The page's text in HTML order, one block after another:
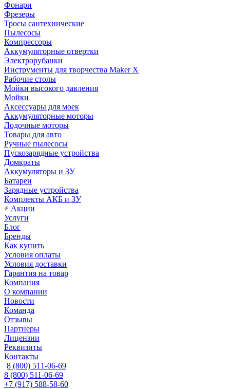
Фонари
Фрезеры
Тросы сантехнические
Пылесосы
Компрессоры
Аккумуляторные отвертки
Электрорубанки
Инструменты для творчества Maker X
Рабочие столы
Мойки высокого давления
Мойки
Аксессуары для моек
Аккумуляторные моторы
Лодочные моторы
Товары для авто
Ручные пылесосы
Пускозарядные устройства
Домкраты
Аккумуляторы и ЗУ
Батареи
Зарядные устройства
Комплекты АКБ и ЗУ
Акции
Услуги
Блог
Бренды
Как купить
Условия оплаты
Условия доставки
Гарантия на товар
Компания
О компании
Новости
Команда
Отзывы
Партнеры
Лицензии
Реквизиты
Контакты
8 (800) 511-06-69
8 (800) 511-06-69
+7 (917) 588-58-60